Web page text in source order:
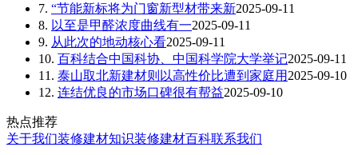
7. “节能新标将为门窗新型材带来新2025-09-11
8. 以至是甲醛浓度曲线有一2025-09-11
9. 从此次的地动核心看2025-09-11
10. 百科结合中国科协、中国科学院大学举记2025-09-11
11. 泰山取北新建材则以高性价比遭到家庭用 2025-09-10
12. 连结优良的市场口碑很有帮益2025-09-10
热点推荐
关于我们装修建材知识装修建材百科联系我们